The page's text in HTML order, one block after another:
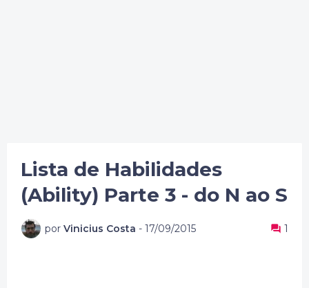
Lista de Habilidades
(Ability) Parte 3 - do N ao S
por Vinicius Costa - 17/09/2015 1